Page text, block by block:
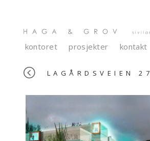
kontoret prosjekter kontakt
< LAGÅRDSVEIEN 27